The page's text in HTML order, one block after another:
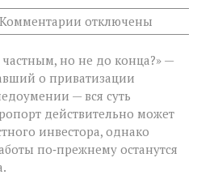
Комментарии к
записи
что
уйдёт
частные
руки,
а
что
останется
отключены
но не до конца?» —
о приватизации
— вся суть
действительно может
инвестора, однако
по‑прежнему останутся